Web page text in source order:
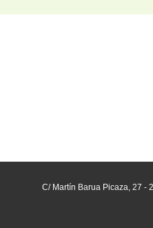
C/ Martín Barua Picaza, 27 -